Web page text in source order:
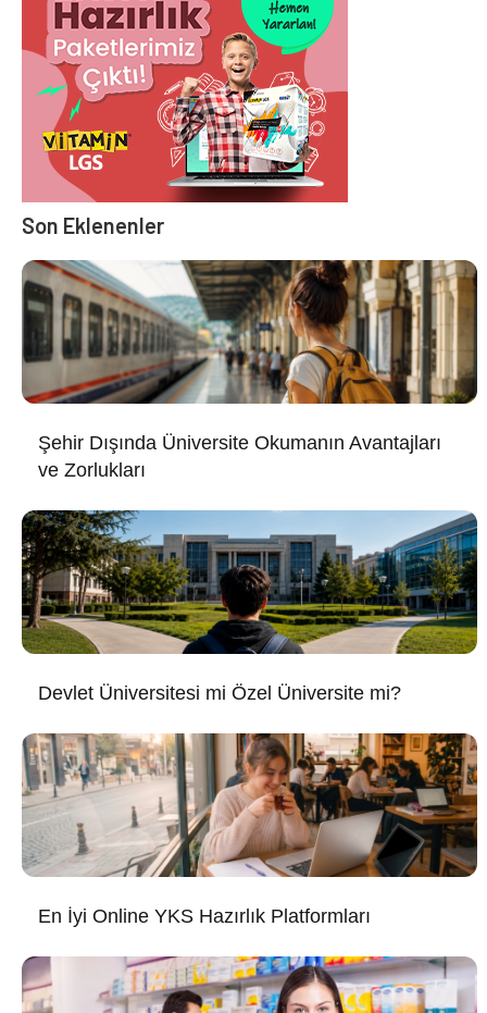
Son Eklenenler
Şehir Dışında Üniversite Okumanın Avantajları
ve Zorlukları
Devlet Üniversitesi mi Özel Üniversite mi?
En İyi Online YKS Hazırlık Platformları